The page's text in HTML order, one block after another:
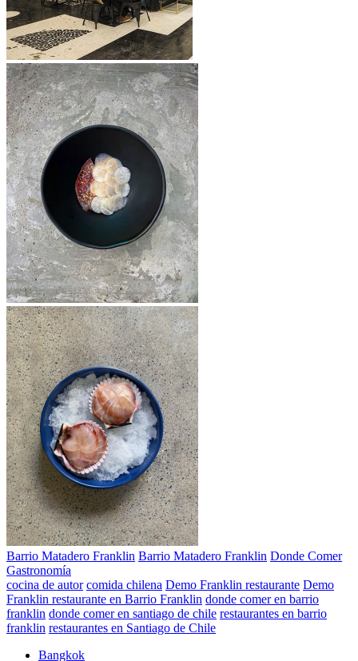
Barrio Matadero Franklin Barrio Matadero Franklin Donde Comer
Gastronomía
cocina de autor comida chilena Demo Franklin restaurante Demo
Franklin restaurante en Barrio Franklin donde comer en barrio
franklin donde comer en santiago de chile restaurantes en barrio
franklin restaurantes en Santiago de Chile
Bangkok